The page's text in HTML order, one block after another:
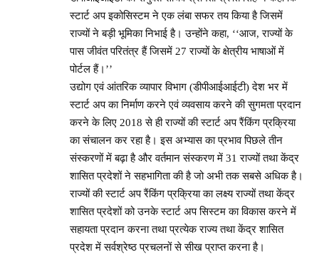
स्टार्ट अप इकोसिस्टम ने एक लंबा सफर तय किया है जिसमें
राज्यों ने बड़ी भूमिका निभाई है। उन्होंने कहा, ‘‘आज, राज्यों के
पास जीवंत परितंत्र हैं जिसमें 27 राज्यों के क्षेत्रीय भाषाओं में
पोर्टल हैं।’’
उद्योग एवं आंतरिक व्यापार विभाग (डीपीआईआईटी) देश भर में
स्टार्ट अप का निर्माण करने एवं व्यवसाय करने की सुगमता प्रदान
करने के लिए 2018 से ही राज्यों की स्टार्ट अप रैंकिंग प्रक्रिया
का संचालन कर रहा है। इस अभ्यास का प्रभाव पिछले तीन
संस्करणों में बढ़ा है और वर्तमान संस्करण में 31 राज्यों तथा केंद्र
शासित प्रदेशों ने सहभागिता की है जो अभी तक सबसे अधिक है।
राज्यों की स्टार्ट अप रैंकिंग प्रक्रिया का लक्ष्य राज्यों तथा केंद्र
शासित प्रदेशों को उनके स्टार्ट अप सिस्टम का विकास करने में
सहायता प्रदान करना तथा प्रत्येक राज्य तथा केंद्र शासित
प्रदेश में सर्वश्रेष्ठ प्रचलनों से सीख प्राप्त करना है।